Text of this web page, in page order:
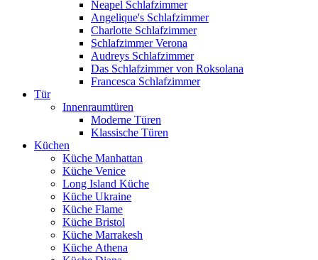
Neapel Schlafzimmer
Angelique's Schlafzimmer
Charlotte Schlafzimmer
Schlafzimmer Verona
Audreys Schlafzimmer
Das Schlafzimmer von Roksolana
Francesca Schlafzimmer
Tür
Innenraumtüren
Moderne Türen
Klassische Türen
Küchen
Küche Manhattan
Küche Venice
Long Island Küche
Küche Ukraine
Küche Flame
Küche Bristol
Küche Marrakesh
Küche Athena